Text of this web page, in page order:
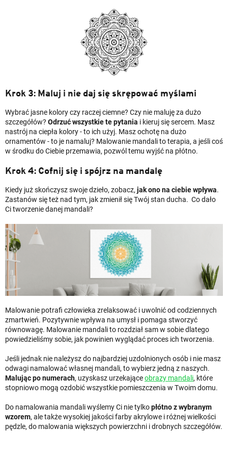
Krok 3: Maluj i nie daj się skrępować myślami
Wybrać jasne kolory czy raczej ciemne? Czy nie maluję za dużo
szczegółów? Odrzuć wszystkie te pytania i kieruj się sercem. Masz
nastrój na ciepła kolory - to ich użyj. Masz ochotę na dużo
ornamentów - to je namaluj? Malowanie mandali to terapia, a jeśli coś
w środku do Ciebie przemawia, pozwól temu wyjść na płótno.
Krok 4: Cofnij się i spójrz na mandalę
Kiedy już skończysz swoje dzieło, zobacz, jak ono na ciebie wpływa.
Zastanów się też nad tym, jak zmienił się Twój stan ducha. Co dało
Ci tworzenie danej mandali?
Malowanie potrafi człowieka zrelaksować i uwolnić od codziennych
zmartwień. Pozytywnie wpływa na umysł i pomaga stworzyć
równowagę. Malowanie mandali to rozdział sam w sobie dlatego
powiedzieliśmy sobie, jak powinien wyglądać proces ich tworzenia.
Jeśli jednak nie należysz do najbardziej uzdolnionych osób i nie masz
odwagi namalować własnej mandali, to wybierz jedną z naszych.
Malując po numerach, uzyskasz urzekająceobrazy mandali, które
stopniowo mogą ozdobić wszystkie pomieszczenia w Twoim domu.
Do namalowania mandali wyślemy Ci nie tylkopłótno z wybranym
wzorem, ale także wysokiej jakości farby akrylowe i różnej wielkości
pędzle, do malowania większych powierzchni i drobnych szczegółów.